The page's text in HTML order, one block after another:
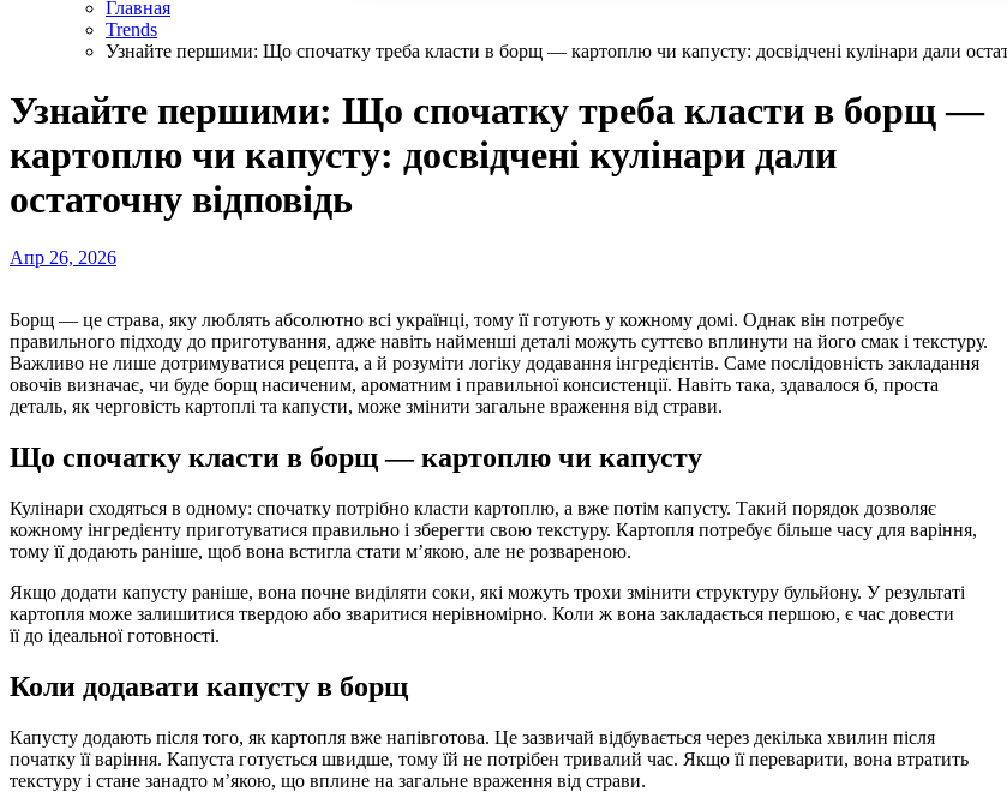
Главная
Trends
Узнайте першими: Що спочатку треба класти в борщ — картоплю чи капусту: досвідчені кулінари дали
Узнайте першими: Що спочатку треба класти в борщ —
картоплю чи капусту: досвідчені кулінари дали
остаточну відповідь
Апр 26, 2026
Борщ — це страва, яку люблять абсолютно всі українці, тому її готують у кожному домі. Однак він потребує
правильного підходу до приготування, адже навіть найменші деталі можуть суттєво вплинути на його смак і текстуру.
Важливо не лише дотримуватися рецепта, а й розуміти логіку додавання інгредієнтів. Саме послідовність закладання
овочів визначає, чи буде борщ насиченим, ароматним і правильної консистенції. Навіть така, здавалося б, проста
деталь, як черговість картоплі та капусти, може змінити загальне враження від страви.
Що спочатку класти в борщ — картоплю чи капусту
Кулінари сходяться в одному: спочатку потрібно класти картоплю, а вже потім капусту. Такий порядок дозволяє
кожному інгредієнту приготуватися правильно і зберегти свою текстуру. Картопля потребує більше часу для варіння,
тому її додають раніше, щоб вона встигла стати м’якою, але не розвареною.
Якщо додати капусту раніше, вона почне виділяти соки, які можуть трохи змінити структуру бульйону. У результаті
картопля може залишитися твердою або зваритися нерівномірно. Коли ж вона закладається першою, є час довести
її до ідеальної готовності.
Коли додавати капусту в борщ
Капусту додають після того, як картопля вже напівготова. Це зазвичай відбувається через декілька хвилин після
початку її варіння. Капуста готується швидше, тому їй не потрібен тривалий час. Якщо її переварити, вона втратить
текстуру і стане занадто м’якою, що вплине на загальне враження від страви.